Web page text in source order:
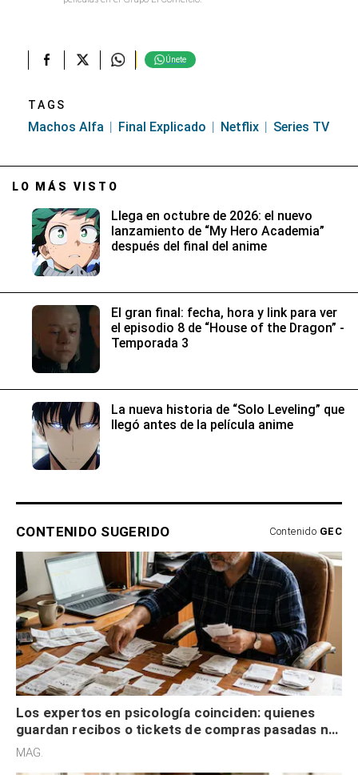
Únete
TAGS
Machos Alfa Final Explicado Netflix Series TV
LO MÁS VISTO
Llega en octubre de 2026: el nuevo
lanzamiento de “My Hero Academia”
después del final del anime
El gran final: fecha, hora y link para ver
el episodio 8 de “House of the Dragon” -
Temporada 3
La nueva historia de “Solo Leveling” que
llegó antes de la película anime
CONTENIDO SUGERIDO Contenido GEC
Los expertos en psicología coinciden: quienes
guardan recibos o tickets de compras pasadas no
son acumuladores, sino que tienen necesidad de
MAG.